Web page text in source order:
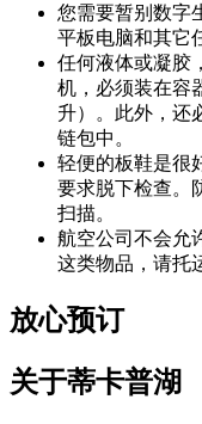
您需要暂别数字
平板电脑和其它
任何液体或凝胶
机，必须装在容
升）。此外，还
链包中。
轻便的板鞋是很
要求脱下检查。
扫描。
航空公司不会允
这类物品，请托
放心预订
关于蒂卡普湖